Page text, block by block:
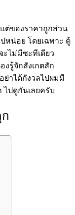
ต่ของราคาถูกส่วน
หน่อย โดยเฉพาะ ตู้
ไม่มีซะทีเดียว
งรู้จักสังเกตสัก
ย่าได้กังวลไปผมมี
ไปดูกันเลยครับ